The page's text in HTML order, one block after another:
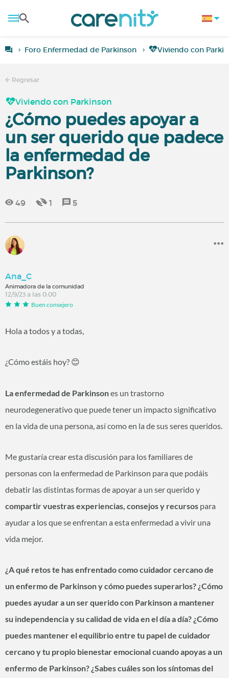
Foro Enfermedad de Parkinson Viviendo con
Regresar
Viviendo con Parkinson
¿Cómo puedes apoyar a
un ser querido que padece
la enfermedad de
Parkinson?
49 1 5
Ana_C
Animadora de la comunidad
12/9/23 a las 0:00
Buen consejero
Hola a todos y a todas,
¿Cómo estáis hoy? 😊
La enfermedad de Parkinsones un trastorno
neurodegenerativo que puede tener un impacto significativo
en la vida de una persona, así como en la de sus seres queridos.
Me gustaría crear esta discusión para los familiares de
personas con la enfermedad de Parkinson para que podáis
debatir las distintas formas de apoyar a un ser querido y
compartir vuestras experiencias, consejos y recursos para
ayudar a los que se enfrentan a esta enfermedad a vivir una
vida mejor.
¿A qué retos te has enfrentado como cuidador cercano de
un enfermo de Parkinson y cómo puedes superarlos? ¿Cómo
puedes ayudar a un ser querido con Parkinson a mantener
su independencia y su calidad de vida en el día a día? ¿Cómo
puedes mantener el equilibrio entre tu papel de cuidador
cercano y tu propio bienestar emocional cuando apoyas a un
enfermo de Parkinson? ¿Sabes cuáles son los síntomas del